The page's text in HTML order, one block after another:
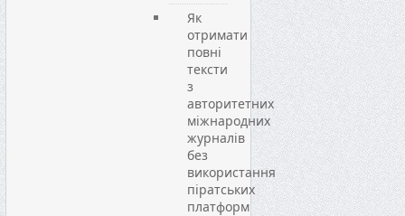
Як
отримати
повні
тексти
з
авторитетних
міжнародних
журналів
без
використання
піратських
платформ